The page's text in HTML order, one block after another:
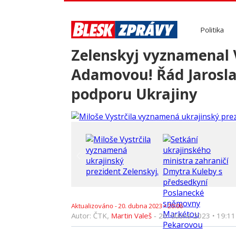
Politika
Zelenskyj vyznamenal
Adamovou! Řád
podporu Ukrajiny
Aktualizováno -20. dubna 2023•20:06
Autor: ČTK, Martin Valeš - 20. dubna 2023 • 19:11